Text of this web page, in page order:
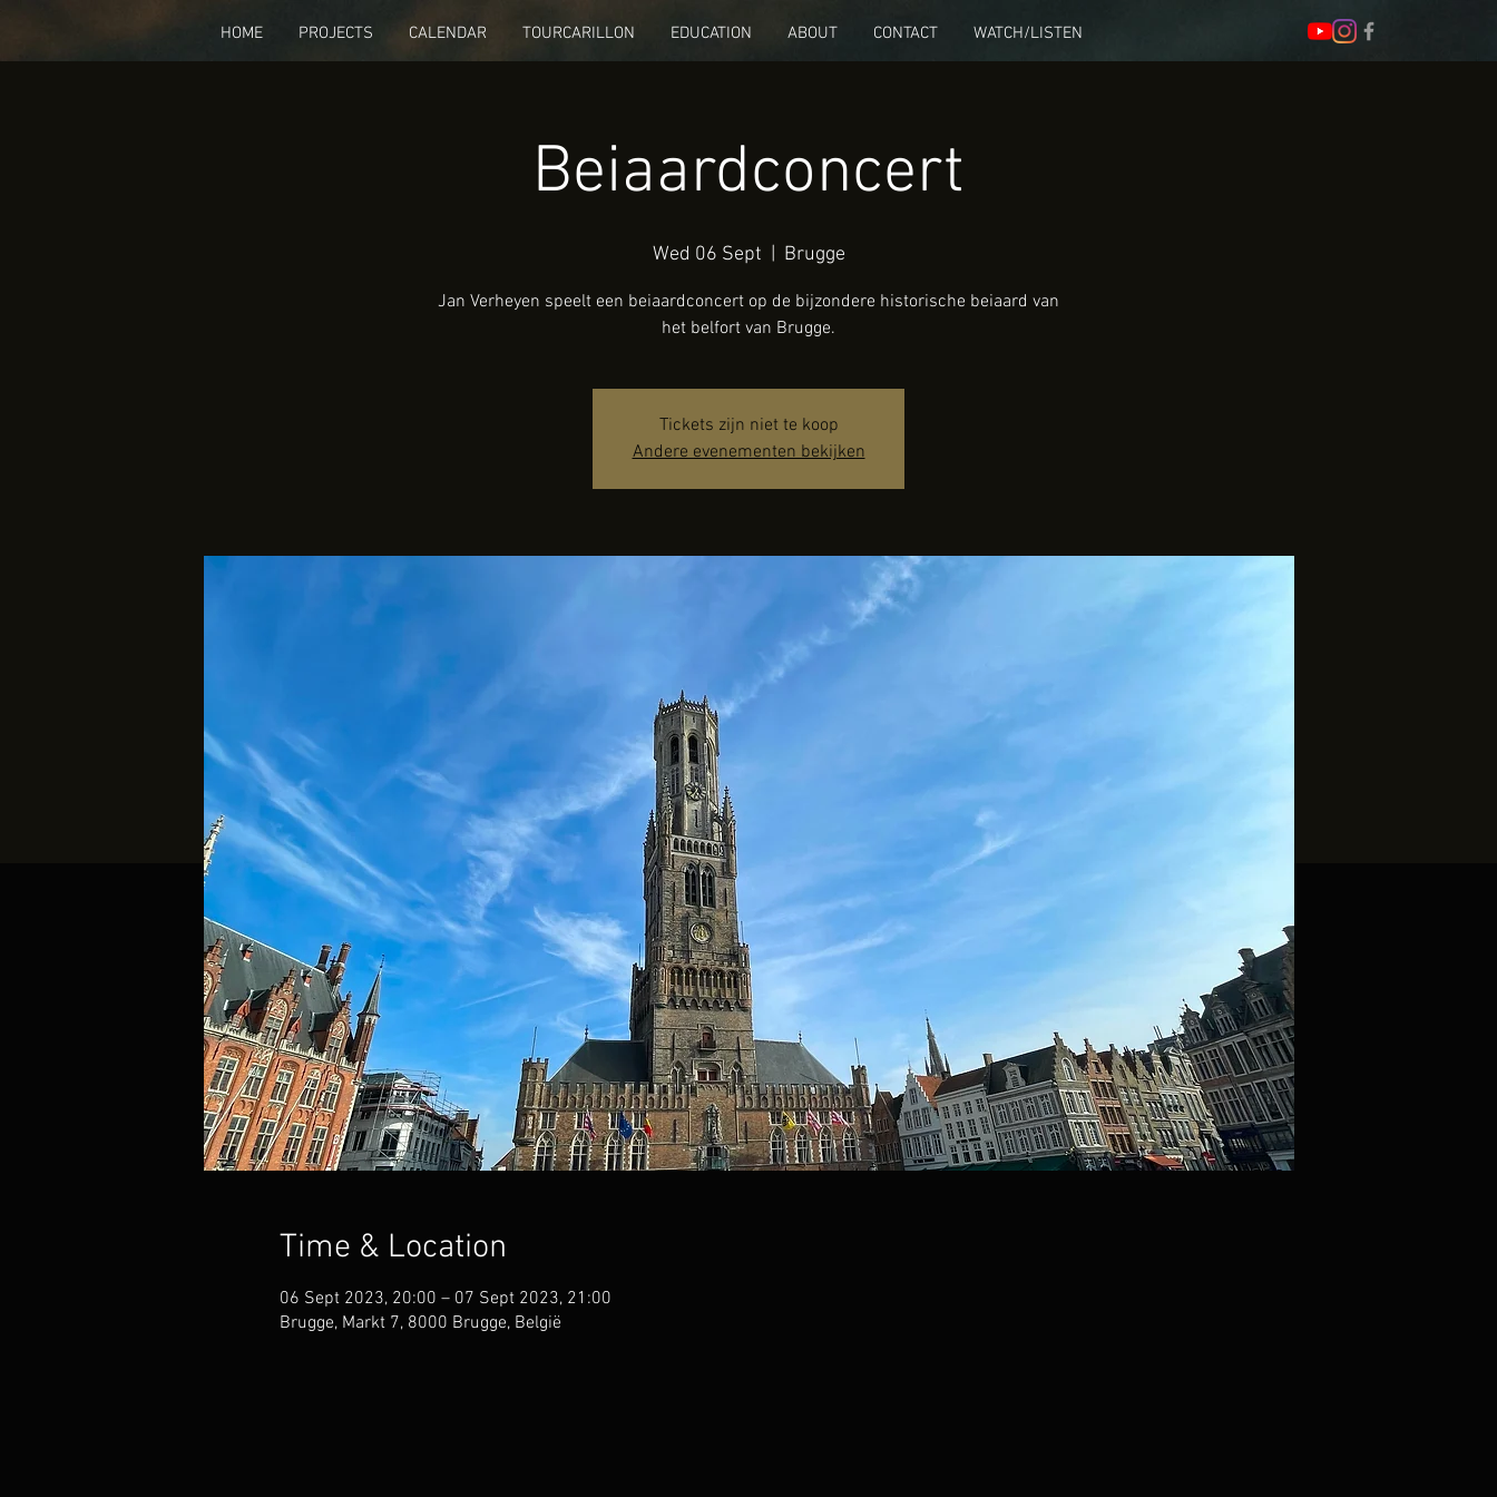
HOME PROJECTS CALENDAR TOURCARILLON EDUCATION ABOUT CONTACT WATCH/LISTEN
Beiaardconcert
Wed 06 Sept Brugge
Jan Verheyen speelt een beiaardconcert op de bijzondere historische beiaard van
het belfort van Brugge.
Tickets zijn niet te koop
Andere evenementen bekijken
Time & Location
06 Sept 2023, 20:00 – 07 Sept 2023, 21:00
Brugge, Markt 7, 8000 Brugge, België